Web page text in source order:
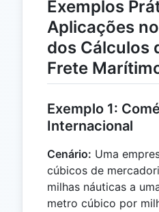
Exemplos
Aplicações
dos Cálculos
Frete
Exemplo 1:
Internacional
Cenário: Uma
cúbicos de
milhas náuticas a
metro cúbico por